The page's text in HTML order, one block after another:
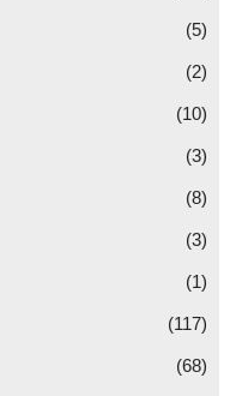
(5)
(2)
(10)
(3)
(8)
(3)
(1)
(117)
(68)